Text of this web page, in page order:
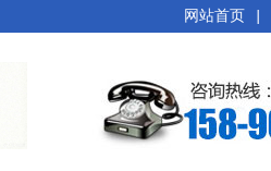
网站首页